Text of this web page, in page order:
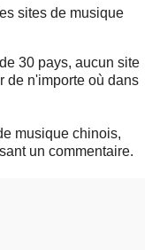
sites de musique
30 pays, aucun site
de n'importe où dans
musique chinois,
un commentaire.